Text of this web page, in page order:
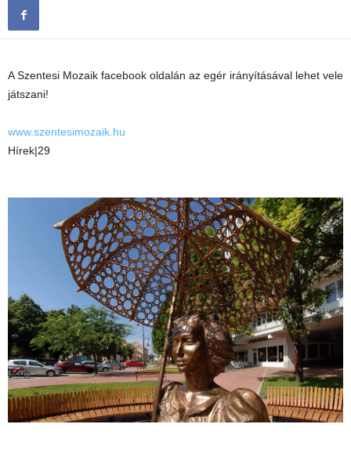
A Szentesi Mozaik facebook oldalán az egér irányításával lehet vele
játszani!
www.szentesimozaik.hu
Hírek|29